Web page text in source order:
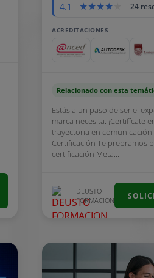
4.1 24
ACREDITACIONES
Relacionado con esta
Estás a un paso de ser el
marca necesita. ¡Certifícate
trayectoria en
Certificación Te prepramos
certificación Meta...
DEUSTO
FORMACION